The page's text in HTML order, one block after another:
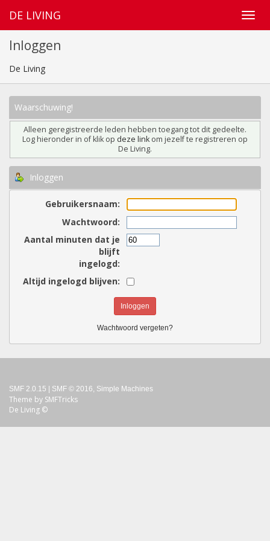
DE LIVING
Inloggen
De Living
Waarschuwing!
Alleen geregistreerde leden hebben toegang tot dit gedeelte.
Log hieronder in of klik op deze link om jezelf te registreren op
De Living.
Inloggen
Gebruikersnaam:
Wachtwoord:
Aantal minuten dat je
blijft
ingelogd:
Altijd ingelogd blijven:
Wachtwoord vergeten?
SMF 2.0.15 SMF © 2016, Simple Machines
Theme by SMFTricks
De Living ©